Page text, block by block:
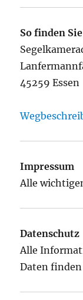
So finden
45259 Essen
Impressum
Alle
Datenschutz
Alle
Daten